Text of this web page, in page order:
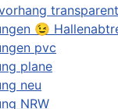
transparent
😉
pvc
plane
neu
NRW